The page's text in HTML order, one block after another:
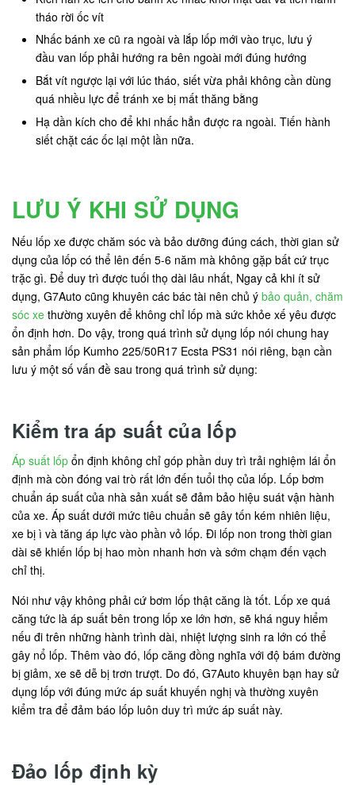
tháo rời ốc vít
Nhấc bánh xe cũ ra ngoài và lắp lốp mới vào trục, lưu ý
đầu van lốp phải hướng ra bên ngoài mới đúng hướng
Bắt vít ngược lại với lúc tháo, siết vừa phải không cần dùng
quá nhiều lực để tránh xe bị mất thăng bằng
Hạ dần kích cho để khi nhấc hẳn được ra ngoài. Tiến hành
siết chặt các ốc lại một lần nữa.
LƯU Ý KHI SỬ DỤNG
Nếu lốp xe được chăm sóc và bảo dưỡng đúng cách, thời gian sử
dụng của lốp có thể lên đến 5-6 năm mà không gặp bất cứ trục
trặc gì. Để duy trì được tuối thọ dài lâu nhất, Ngay cả khi ít sử
dụng, G7Auto cũng khuyên các bác tài nên chủ ý bảo quản, chăm
sóc xe thường xuyên để không chỉ lốp mà sức khỏe xế yêu được
ổn định hơn. Do vậy, trong quá trình sử dụng lốp nói chung hay
sản phẩm lốp Kumho 225/50R17 Ecsta PS31 nói riêng, bạn cần
lưu ý một số vấn đề sau trong quá trình sử dụng:
Kiểm tra áp suất của lốp
Áp suất lốp ổn định không chỉ góp phần duy trì trải nghiệm lái ổn
định mà còn đóng vai trò rất lớn đến tuổi thọ của lốp. Lốp bơm
chuẩn áp suất của nhà sản xuất sẽ đảm bảo hiệu suát vận hành
của xe. Áp suất dưới mức tiêu chuẩn sẽ gây tốn kém nhiên liệu,
xe bị ì và tăng áp lực vào phần vỏ lốp. Đi lốp non trong thời gian
dài sẽ khiến lốp bị hao mòn nhanh hơn và sớm chạm đến vạch
chỉ thị.
Nói như vậy không phải cứ bơm lốp thật căng là tốt. Lốp xe quá
căng tức là áp suất bên trong lốp xe lớn hơn, sẽ khá nguy hiểm
nếu đi trên những hành trình dài, nhiệt lượng sinh ra lớn có thể
gây nổ lốp. Thêm vào đó, lốp căng đồng nghĩa với độ bám đường
bị giảm, xe sẽ dễ bị trơn trượt. Do đó, G7Auto khuyên bạn hay sử
dụng lốp với đúng mức áp suất khuyến nghị và thường xuyên
kiểm tra để đảm báo lốp luôn duy trì mức áp suất này.
Đảo lốp định kỳ